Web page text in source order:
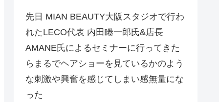
先日 MIAN BEAUTY大阪スタジオで行わ
れたLECO代表 内田睠一郎氏&店長
AMANE氏によるセミナーに行ってきた
らまるでヘアショーを見ているかのよう
な刺激や興奮を感じてしまい感無量にな
った